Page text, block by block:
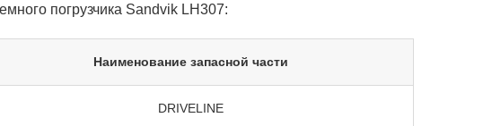
погрузчика Sandvik LH307:
Наименование запасной части
DRIVELINE